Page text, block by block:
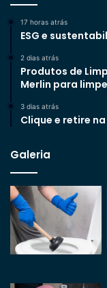
17 horas atrás
ESG e
2 dias atrás
Produtos de
Merlin para
3 dias atrás
Clique e retire
Galeria